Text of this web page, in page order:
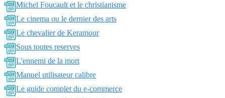
Michel Foucault et le christianisme
Le cinema ou le dernier des arts
Le chevalier de Keramour
Sous toutes reserves
L'ennemi de la mort
Manuel utilisateur calibre
Le guide complet du e-commerce